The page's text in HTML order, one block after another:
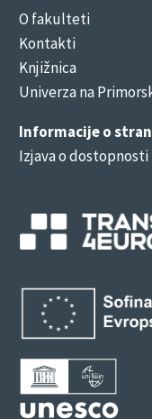
O fakulteti
Kontakti
Knjižnica
Univerza na
Informacije o
Izjava o dostopnosti